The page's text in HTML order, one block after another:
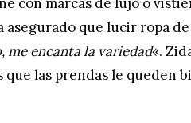
que lucir ropa de
encanta la variedad«.
las prendas le queden